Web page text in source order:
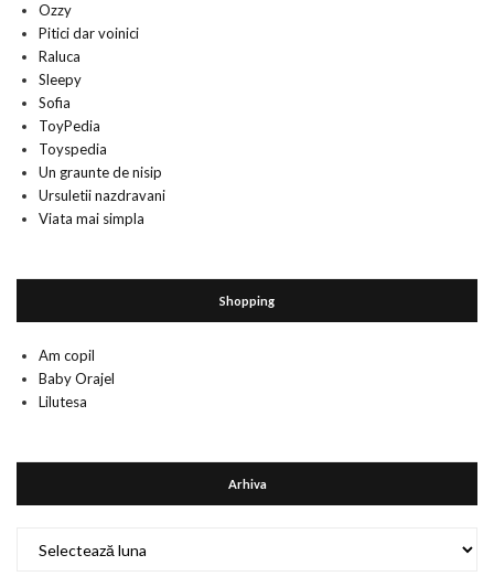
Ozzy
Pitici dar voinici
Raluca
Sleepy
Sofia
ToyPedia
Toyspedia
Un graunte de nisip
Ursuletii nazdravani
Viata mai simpla
Shopping
Am copil
Baby Orajel
Lilutesa
Arhiva